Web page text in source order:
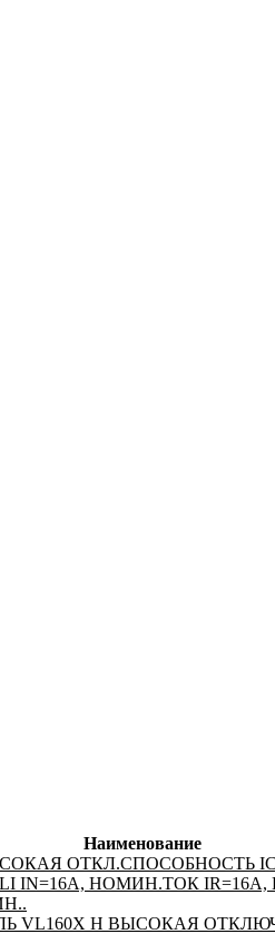
Наименование
ОТКЛ.СПОСОБНОСТЬ
НОМИН.ТОК IR=16A,
VL160X H ВЫСОКАЯ